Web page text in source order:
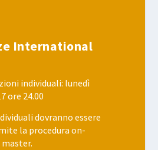
International
individuali: lunedì
ore 24.00
dovranno essere
la procedura on-